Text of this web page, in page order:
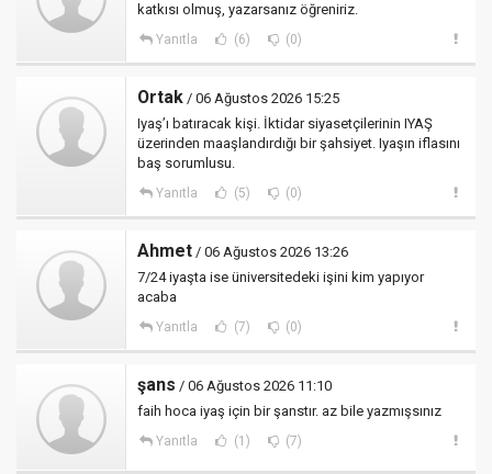
katkısı olmuş, yazarsanız öğreniriz.
Yanıtla (6) (0)
Ortak / 06 Ağustos 2026 15:25
Iyaş’ı batıracak kişi. İktidar siyasetçilerinin IYAŞ
üzerinden maaşlandırdığı bir şahsiyet. Iyaşın iflasını
baş sorumlusu.
Yanıtla (5) (0)
Ahmet / 06 Ağustos 2026 13:26
7/24 iyaşta ise üniversitedeki işini kim yapıyor
acaba
Yanıtla (7) (0)
şans / 06 Ağustos 2026 11:10
faih hoca iyaş için bir şanstır. az bile yazmışsınız
Yanıtla (1) (7)